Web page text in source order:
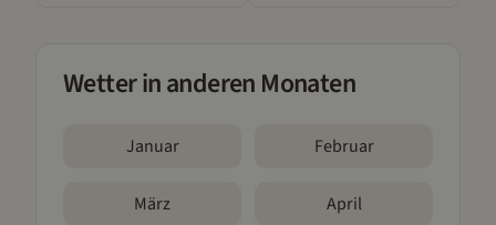
Wetter in anderen Monaten
Januar Februar
März April